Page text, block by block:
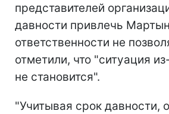
представителей
давности привлечь
ответственности не
отметили, что "ситуация
не становится".
"Учитывая срок давности,